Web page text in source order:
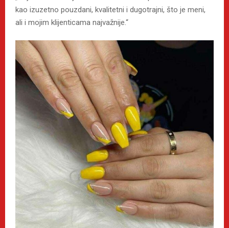
kao izuzetno pouzdani, kvalitetni i dugotrajni, što je meni,
ali i mojim klijenticama najvažnije.“